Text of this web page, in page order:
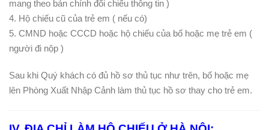
mang theo bản chính đối chiếu thông tin )
4. Hộ chiếu cũ của trẻ em ( nếu có)
5. CMND hoặc CCCD hoặc hộ chiếu của bố hoặc mẹ trẻ em (
người đi nộp )
Sau khi Quý khách có đủ hồ sơ thủ tục như trên, bố hoặc mẹ
lên Phòng Xuất Nhập Cảnh làm thủ tục hồ sơ thay cho trẻ em.